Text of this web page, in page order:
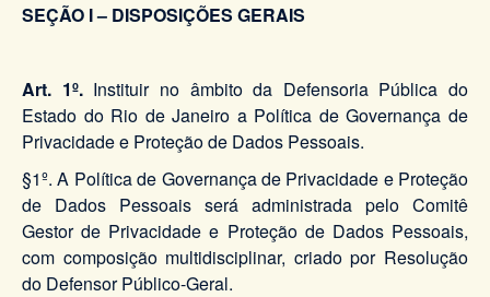
SEÇÃO I – DISPOSIÇÕES GERAIS
Art. 1º.Instituir no âmbito da Defensoria Pública do
Estado do Rio de Janeiro a Política de Governança de
Privacidade e Proteção de Dados Pessoais.
§1º. A Política de Governança de Privacidade e Proteção
de Dados Pessoais será administrada pelo Comitê
Gestor de Privacidade e Proteção de Dados Pessoais,
com composição multidisciplinar, criado por Resolução
do Defensor Público-Geral.